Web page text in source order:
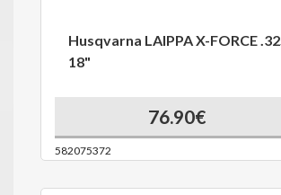
Husqvarna LAIPPA X-FORCE
18"
76.90€
582075372